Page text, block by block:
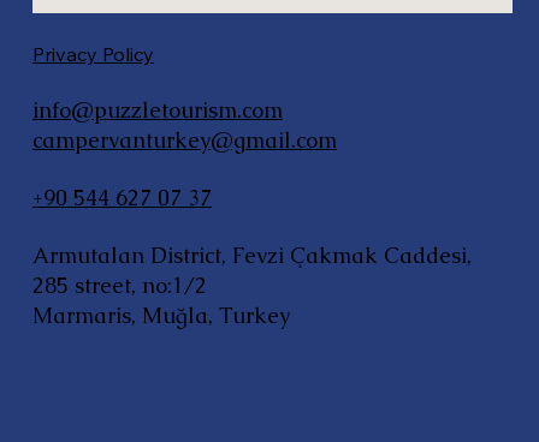
Privacy Policy
info@puzzletourism.com
campervanturkey@gmail.com
+90 544 627 07 37
Armutalan District, Fevzi Çakmak Caddesi,
285 street, no:1/2
Marmaris, Muğla, Turkey